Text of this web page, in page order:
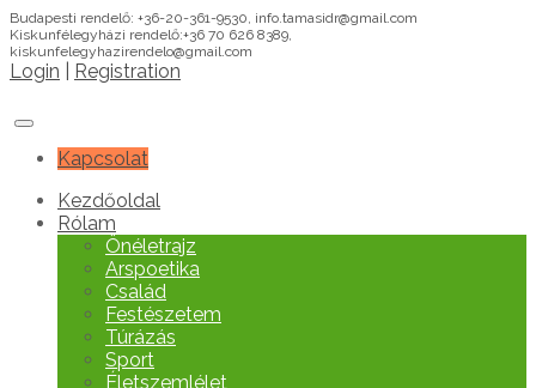
Budapesti rendelő: +36-20-361-9530, info.tamasidr@gmail.com
Kiskunfélegyházi rendelő:+36 70 626 8389,
kiskunfelegyhazirendelo@gmail.com
Login Registration
Kapcsolat
Kezdőoldal
Rólam
Önéletrajz
Arspoetika
Család
Festészetem
Túrázás
Sport
Életszemlélet